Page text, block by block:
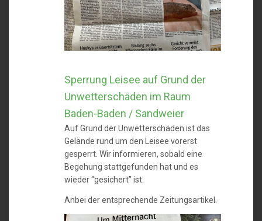
Sperrung Leisee auf Grund der
Unwetterschäden im Raum
Baden-Baden / Sandweier
Auf Grund der Unwetterschäden ist das
Gelände rund um den Leisee vorerst
gesperrt. Wir informieren, sobald eine
Begehung stattgefunden hat und es
wieder “gesichert” ist.
Anbei der entsprechende Zeitungsartikel.